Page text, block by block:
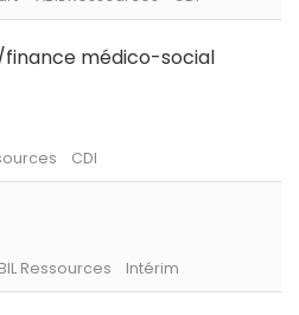
finance médico-social
CDI